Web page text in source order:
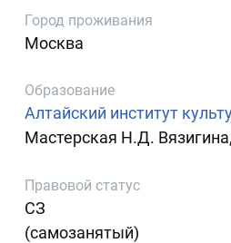
Город проживания
Москва
Образование
Алтайский институт
Мастерская Н.Д.
Правовой статус
СЗ
(самозанятый)